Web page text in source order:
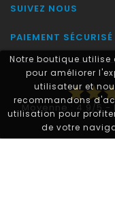
Notre boutique utilise
pour améliorer
utilisateur et
recommandons
utilisation pour
de votre
SUIVEZ NOUS
PAIEMENT SÉCURISÉ
starstar
Moyenne :4.9/5-